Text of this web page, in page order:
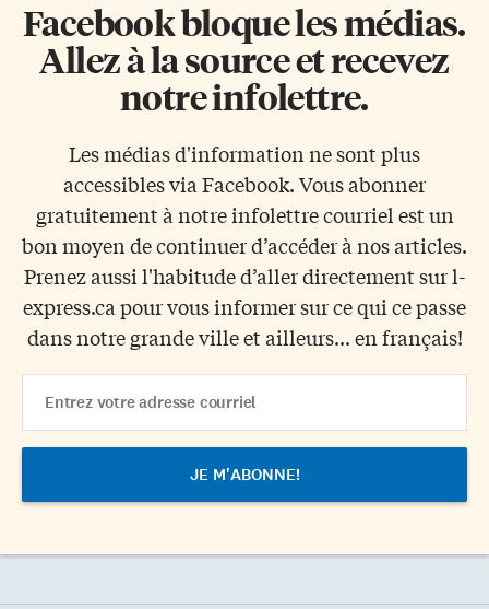
Facebook bloque les médias.
Allez à la source et recevez
notre infolettre.
Les médias d'information ne sont plus
accessibles via Facebook. Vous abonner
gratuitement à notre infolettre courriel est un
bon moyen de continuer d’accéder à nos articles.
Prenez aussi l'habitude d’aller directement sur l-
express.ca pour vous informer sur ce qui ce passe
dans notre grande ville et ailleurs... en français!
Address